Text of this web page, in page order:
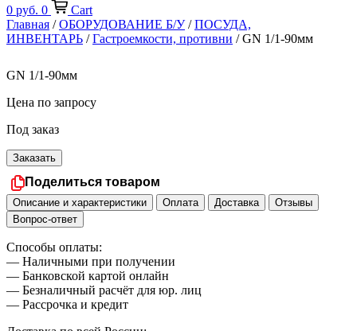
0 руб. 0
Cart
Главная /ОБОРУДОВАНИЕ Б/У/ПОСУДА,
ИНВЕНТАРЬ /Гастроемкости, противни / GN 1/1-90мм
GN 1/1-90мм
Цена по запросу
Под заказ
Заказать
Поделиться товаром
Описание и характеристики Оплата Доставка
Отзывы
Вопрос-ответ
Способы оплаты:
— Наличными при получении
— Банковской картой онлайн
— Безналичный расчёт для юр. лиц
— Рассрочка и кредит